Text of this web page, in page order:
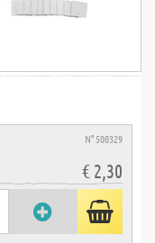
N° 500329
€ 2,30